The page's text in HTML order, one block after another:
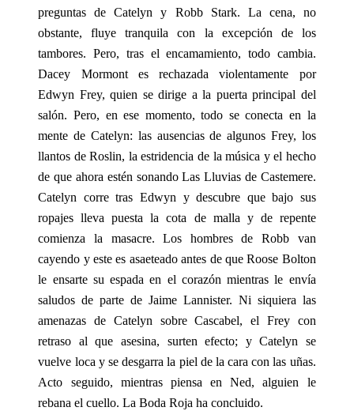
preguntas de Catelyn y Robb Stark. La cena, no
obstante, fluye tranquila con la excepción de los
tambores. Pero, tras el encamamiento, todo cambia.
Dacey Mormont es rechazada violentamente por
Edwyn Frey, quien se dirige a la puerta principal del
salón. Pero, en ese momento, todo se conecta en la
mente de Catelyn: las ausencias de algunos Frey, los
llantos de Roslin, la estridencia de la música y el hecho
de que ahora estén sonando Las Lluvias de Castemere.
Catelyn corre tras Edwyn y descubre que bajo sus
ropajes lleva puesta la cota de malla y de repente
comienza la masacre. Los hombres de Robb van
cayendo y este es asaeteado antes de que Roose Bolton
le ensarte su espada en el corazón mientras le envía
saludos de parte de Jaime Lannister. Ni siquiera las
amenazas de Catelyn sobre Cascabel, el Frey con
retraso al que asesina, surten efecto; y Catelyn se
vuelve loca y se desgarra la piel de la cara con las uñas.
Acto seguido, mientras piensa en Ned, alguien le
rebana el cuello. La Boda Roja ha concluido.